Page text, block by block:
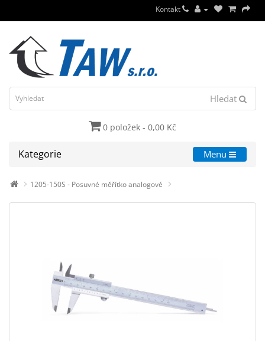
Kontakt
Hledat
0 položek - 0,00 Kč
Kategorie Menu
1205-150S - Posuvné měřítko analogové